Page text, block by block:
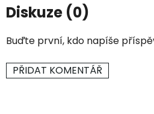
Diskuze (0)
Buďte první, kdo napíše
PŘIDAT KOMENTÁŘ